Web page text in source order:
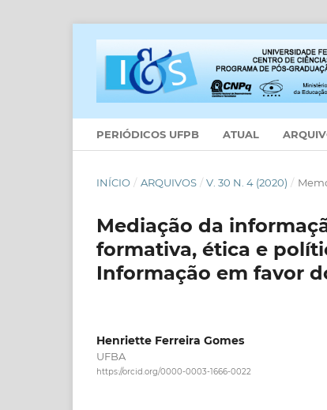
PERIÓDICOS UFPB ATUAL
INÍCIO / ARQUIVOS / V. 30 N. 4 (2020) /
Mediação da
formativa, ética e
Informação em favor
Henriette Ferreira Gomes
UFBA
https://orcid.org/0000-0003-1666-0022